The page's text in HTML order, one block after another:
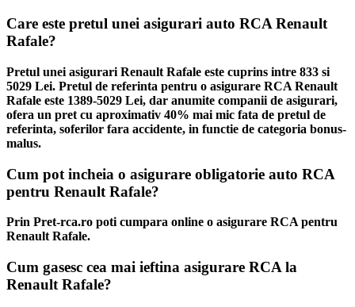
Care este pretul unei asigurari auto RCA Renault
Rafale?
Pretul unei asigurari Renault Rafale este cuprins intre 833 si
5029 Lei. Pretul de referinta pentru o asigurare RCA Renault
Rafale este 1389-5029 Lei, dar anumite companii de asigurari,
ofera un pret cu aproximativ 40% mai mic fata de pretul de
referinta, soferilor fara accidente, in functie de categoria bonus-
malus.
Cum pot incheia o asigurare obligatorie auto RCA
pentru Renault Rafale?
Prin Pret-rca.ro poti cumpara online o asigurare RCA pentru
Renault Rafale.
Cum gasesc cea mai ieftina asigurare RCA la
Renault Rafale?